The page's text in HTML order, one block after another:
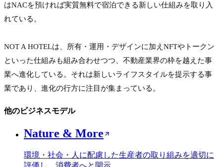
はNACを預ければ実質無料で宿泊できる新しい仕組みを取り入
れている。
NOT A HOTELは、所有・運用・デザインに加えNFTやトークン
といった仕組みも組み合わせつつ、不動産業界の枠を越えた事
業へ進化している。それは新しいライフスタイルを提示する事
業であり、進化の行方に注目が集まっている。
他のビジネスモデル
Nature & More
環境・社会・人に配慮した生産者の取り組みを適切に
評価し、消費者へと開示